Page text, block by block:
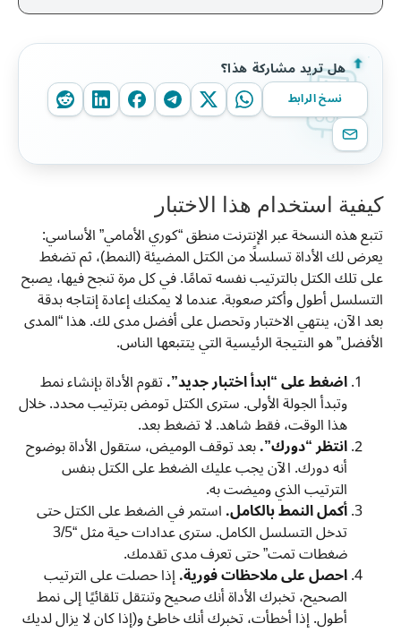
هل تريد مشاركة هذا؟
نسخ الرابط
كيفية استخدام هذا الاختبار
تتبع هذه النسخة عبر الإنترنت منطق “كوري الأمامي” الأساسي:
يعرض لك الأداة تسلسلًا من الكتل المضيئة (النمط)، ثم تضغط
على تلك الكتل بالترتيب نفسه تمامًا. في كل مرة تنجح فيها، يصبح
التسلسل أطول وأكثر صعوبة. عندما لا يمكنك إعادة إنتاجه بدقة
بعد الآن، ينتهي الاختبار وتحصل على أفضل مدى لك. هذا “المدى
الأفضل” هو النتيجة الرئيسية التي يتتبعها الناس.
اضغط على “ابدأ اختبار جديد”.تقوم الأداة بإنشاء نمط
وتبدأ الجولة الأولى. سترى الكتل تومض بترتيب محدد. خلال
هذا الوقت، فقط شاهد. لا تضغط بعد.
انتظر “دورك”.بعد توقف الوميض، ستقول الأداة بوضوح
أنه دورك. الآن يجب عليك الضغط على الكتل بنفس
الترتيب الذي وميضت به.
أكمل النمط بالكامل.استمر في الضغط على الكتل حتى
تدخل التسلسل الكامل. سترى عدادات حية مثل “3/5
ضغطات تمت” حتى تعرف مدى تقدمك.
احصل على ملاحظات فورية.إذا حصلت على الترتيب
الصحيح، تخبرك الأداة أنك صحيح وتنتقل تلقائيًا إلى نمط
أطول. إذا أخطأت، تخبرك أنك خاطئ و(إذا كان لا يزال لديك